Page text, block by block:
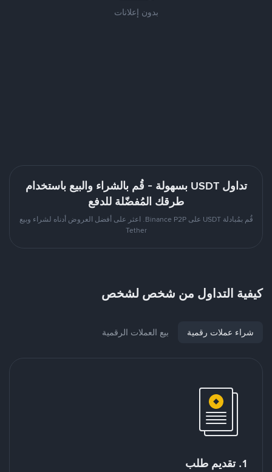
بدون إعلانات
تداول USDT بسهولة - قُم بالشراء والبيع باستخدام
طرقك المُفضّلة للدفع
قُم بمُبادلة USDT على Binance P2P. اعثر على أفضل العروض أدناه لشراء وبيع
Tether
كيفية التداول من شخص لشخص
شراء عملات رقمية بيع العملات الرقمية
1. تقديم طلب